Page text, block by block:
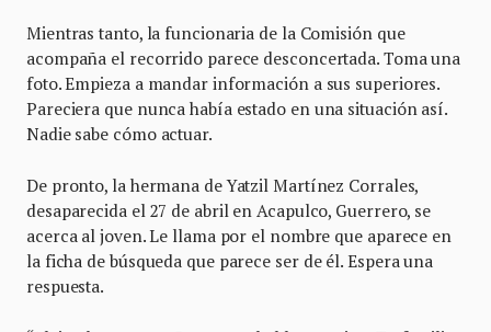
Mientras tanto, la funcionaria de la Comisión que
acompaña el recorrido parece desconcertada. Toma una
foto. Empieza a mandar información a sus superiores.
Pareciera que nunca había estado en una situación así.
Nadie sabe cómo actuar.
De pronto, la hermana de Yatzil Martínez Corrales,
desaparecida el 27 de abril en Acapulco, Guerrero, se
acerca al joven. Le llama por el nombre que aparece en
la ficha de búsqueda que parece ser de él. Espera una
respuesta.